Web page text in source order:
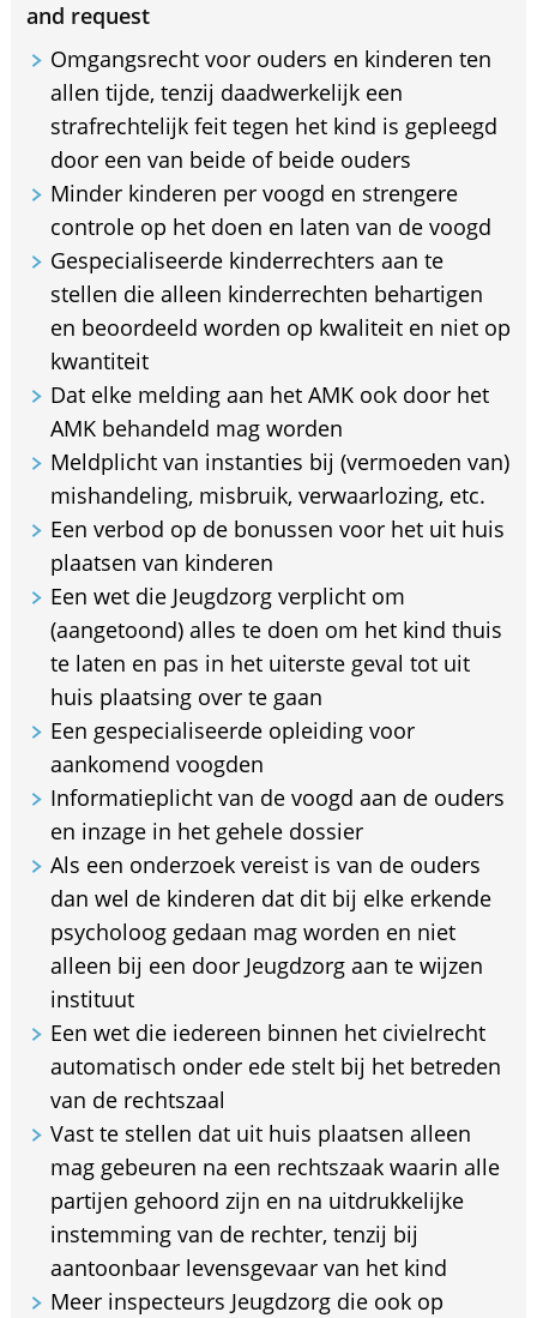
and request
Omgangsrecht voor ouders en kinderen ten
allen tijde, tenzij daadwerkelijk een
strafrechtelijk feit tegen het kind is gepleegd
door een van beide of beide ouders
Minder kinderen per voogd en strengere
controle op het doen en laten van de voogd
Gespecialiseerde kinderrechters aan te
stellen die alleen kinderrechten behartigen
en beoordeeld worden op kwaliteit en niet op
kwantiteit
Dat elke melding aan het AMK ook door het
AMK behandeld mag worden
Meldplicht van instanties bij (vermoeden van)
mishandeling, misbruik, verwaarlozing, etc.
Een verbod op de bonussen voor het uit huis
plaatsen van kinderen
Een wet die Jeugdzorg verplicht om
(aangetoond) alles te doen om het kind thuis
te laten en pas in het uiterste geval tot uit
huis plaatsing over te gaan
Een gespecialiseerde opleiding voor
aankomend voogden
Informatieplicht van de voogd aan de ouders
en inzage in het gehele dossier
Als een onderzoek vereist is van de ouders
dan wel de kinderen dat dit bij elke erkende
psycholoog gedaan mag worden en niet
alleen bij een door Jeugdzorg aan te wijzen
instituut
Een wet die iedereen binnen het civielrecht
automatisch onder ede stelt bij het betreden
van de rechtszaal
Vast te stellen dat uit huis plaatsen alleen
mag gebeuren na een rechtszaak waarin alle
partijen gehoord zijn en na uitdrukkelijke
instemming van de rechter, tenzij bij
aantoonbaar levensgevaar van het kind
Meer inspecteurs Jeugdzorg die ook op